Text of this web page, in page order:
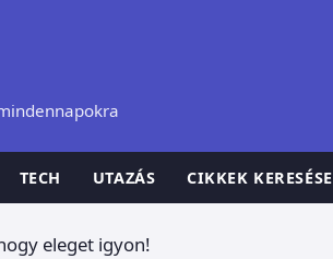
TECH UTAZÁS CIKKEK KERESÉSE
eleget igyon!